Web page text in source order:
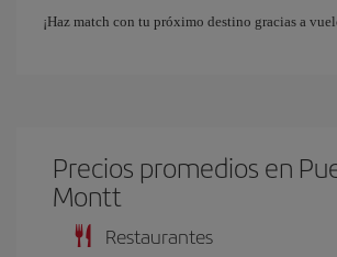
¡Haz match con tu próximo destino gracias a
Precios promedios en
Montt
Restaurantes